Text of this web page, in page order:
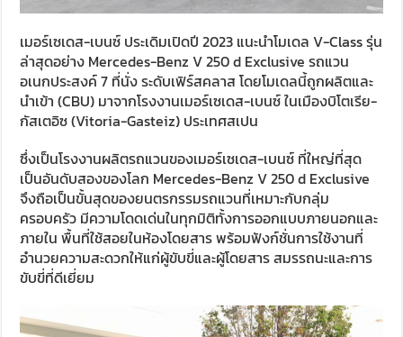
เมอร์เซเดส-เบนซ์ ประเดิมเปิดปี 2023 แนะนำโมเดล V-Class รุ่น
ล่าสุดอย่าง Mercedes-Benz V 250 d Exclusive รถแวน
อเนกประสงค์ 7 ที่นั่ง ระดับเฟิร์สคลาส โดยโมเดลนี้ถูกผลิตและ
นำเข้า (CBU) มาจากโรงงานเมอร์เซเดส-เบนซ์ ในเมืองบิโตเรีย-
กัสเตอิซ (Vitoria-Gasteiz) ประเทศสเปน
ซึ่งเป็นโรงงานผลิตรถแวนของเมอร์เซเดส-เบนซ์ ที่ใหญ่ที่สุด
เป็นอันดับสองของโลก Mercedes-Benz V 250 d Exclusive
จึงถือเป็นขั้นสุดของยนตรกรรมรถแวนที่เหมาะกับกลุ่ม
ครอบครัว มีความโดดเด่นในทุกมิติทั้งการออกแบบภายนอกและ
ภายใน พื้นที่ใช้สอยในห้องโดยสาร พร้อมฟังก์ชั่นการใช้งานที่
อำนวยความสะดวกให้แก่ผู้ขับขี่และผู้โดยสาร สมรรถนะและการ
ขับขี่ที่ดีเยี่ยม